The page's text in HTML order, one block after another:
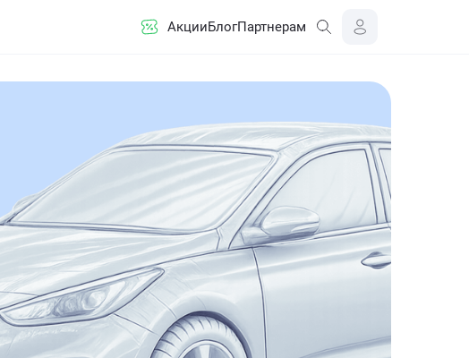
АкцииБлогПартнерам